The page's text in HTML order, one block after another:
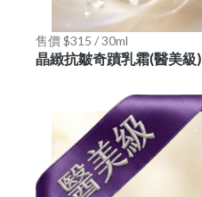
售價 $315 / 30ml
晶緻抗皺奇蹟乳霜(醫美級)